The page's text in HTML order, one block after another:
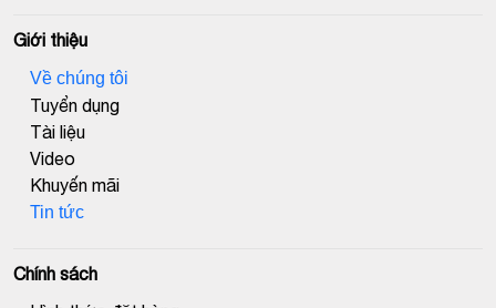
Giới thiệu
Về chúng tôi
Tuyển dụng
Tài liệu
Video
Khuyến mãi
Tin tức
Chính sách